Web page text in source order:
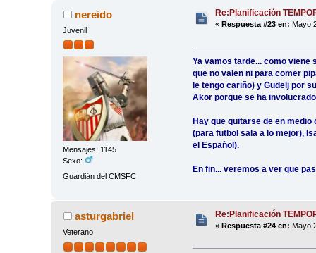
nereido
Juvenil
Mensajes: 1145
Sexo:
Guardián del CMSFC
Re:Planificación
«Respuesta #23 en: Mayo
Ya vamos tarde... como viene
que no valen ni para comer
le tengo cariño) y Gudelj por
Akor porque se ha
Hay que quitarse de en
(para futbol sala a lo mejor),
el Español).
En fin... veremos a ver que
asturgabriel
Veterano
Re:Planificación
« Respuesta #24 en: Mayo